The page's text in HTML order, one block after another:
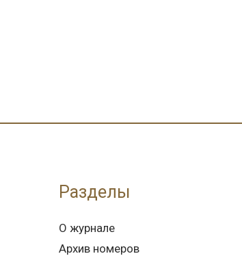
Разделы
О журнале
Архив номеров